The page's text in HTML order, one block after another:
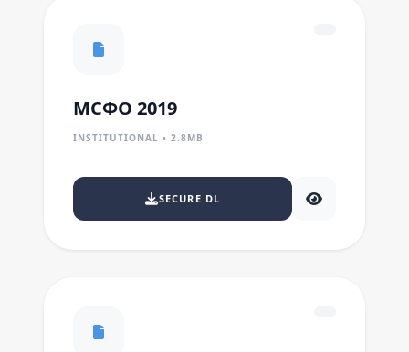
МСФО 2019
INSTITUTIONAL • 2.8MB
SECURE DL